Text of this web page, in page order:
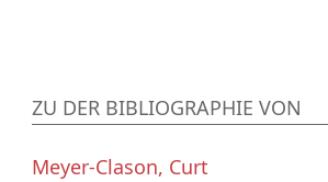
ZU DER BIBLIOGRAPHIE VON
Meyer-Clason, Curt